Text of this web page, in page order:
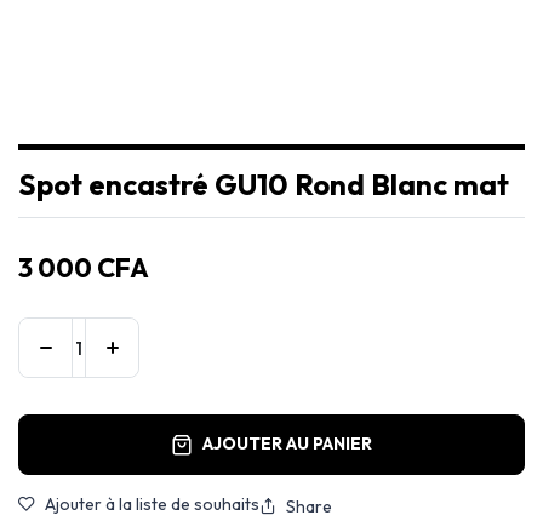
Spot encastré GU10 Rond Blanc mat
3 000 CFA
AJOUTER AU PANIER
Ajouter à la liste de souhaits Share